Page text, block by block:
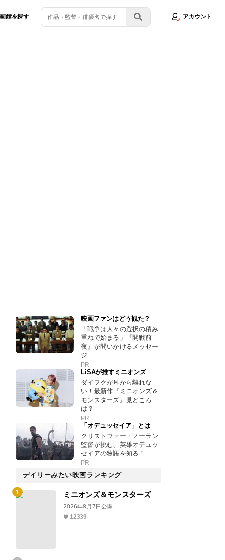
館を探す アカウント
ど、映画業界の混乱はまだまだ続く
映画ファンはどう観た？
「戦争は人々の選択の積み
重ねで始まる」『開戦前
夜』が問いかけるメッセー
ジ
PR
LiSAが推すミニオンズ
ダイフクが耳から離れな
い！最新作『ミニオンズ＆
モンスターズ』見どころ
は？
PR
「オデュッセイア」とは
クリストファー・ノーラン
監督が挑む、英雄オデュッ
セイアの物語を知る！
PR
デイリーみたい映画ランキング
ミニオンズ＆モンスターズ
2026年8月7日公開
12339